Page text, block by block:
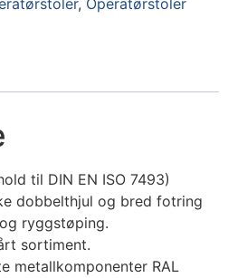
, Operatørstoler
til DIN EN ISO 7493)
dobbelthjul og bred fotring
ryggstøping.
sortiment.
metallkomponenter RAL